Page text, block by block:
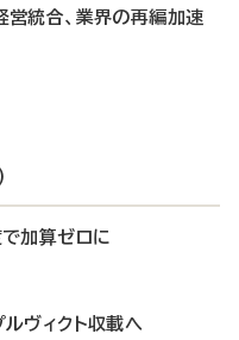
統合、業界の再編加速
で加算ゼロに
ルヴィクト収載へ